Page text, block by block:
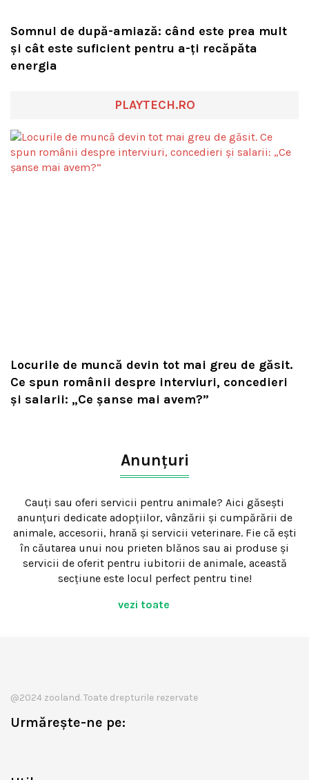
Somnul de după-amiază: când este prea mult
și cât este suficient pentru a-ți recăpăta
energia
PLAYTECH.RO
Locurile de muncă devin tot mai greu de găsit.
Ce spun românii despre interviuri, concedieri
și salarii: „Ce șanse mai avem?”
Anunțuri
Cauți sau oferi servicii pentru animale? Aici găsești
anunțuri dedicate adopțiilor, vânzării și cumpărării de
animale, accesorii, hrană și servicii veterinare. Fie că ești
în căutarea unui nou prieten blănos sau ai produse și
servicii de oferit pentru iubitorii de animale, această
secțiune este locul perfect pentru tine!
vezi toate
@2024 zooland. Toate drepturile rezervate
Urmărește-ne pe: